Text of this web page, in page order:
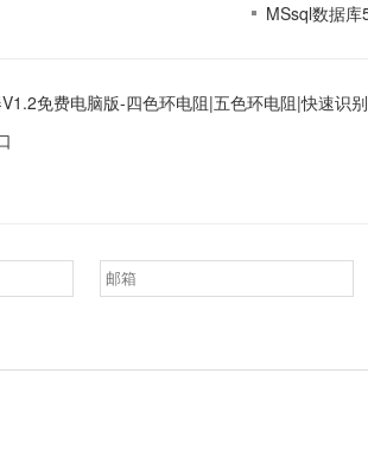
MSsql数据
免费电脑版-四色环电阻|五色环电阻|快速识别